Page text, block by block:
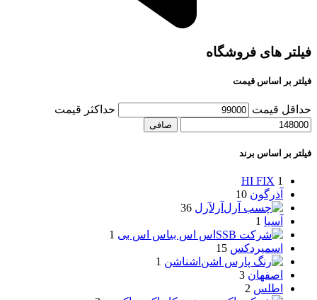
فیلتر های فروشگاه
فیلتر بر اساس قیمت
حداقل قیمت حداكثر قيمت
صافی
فیلتر بر اساس برند
HI FIX 1
آذرگون 10
آرلآرل 36
آسیا 1
اس اس بیاس اس بی 1
اسمیردکس 15
اشناشن 1
اصفهان 3
اطلس 2